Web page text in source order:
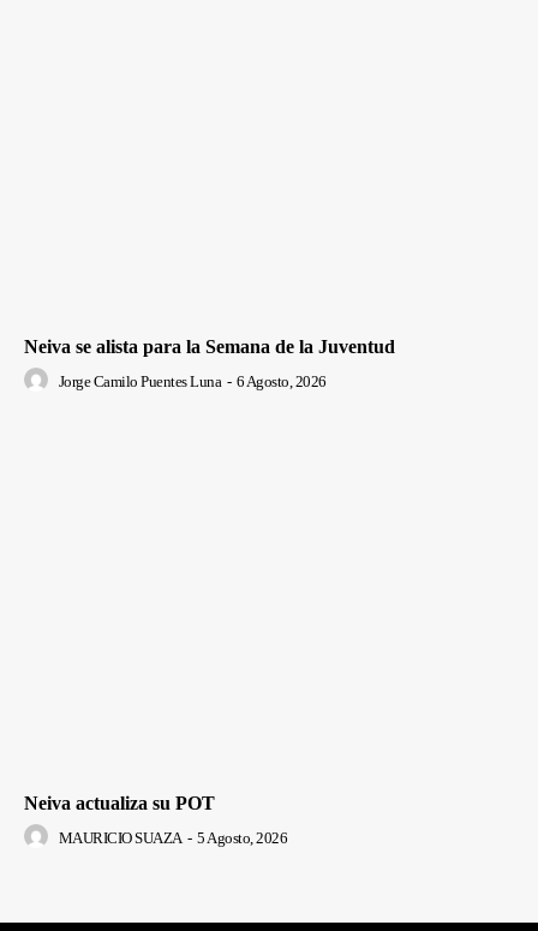
Neiva se alista para la Semana de la Juventud
Jorge Camilo Puentes Luna - 6 Agosto, 2026
Neiva actualiza su POT
MAURICIO SUAZA - 5 Agosto, 2026